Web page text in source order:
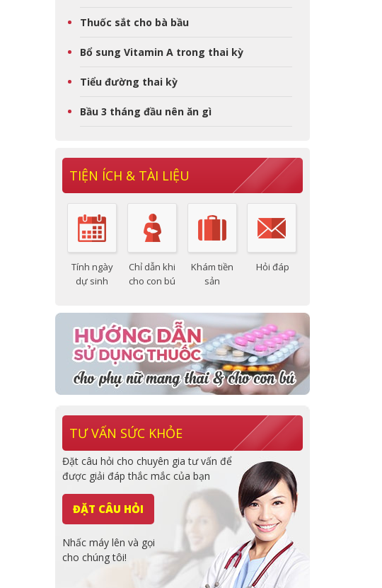
Thuốc sắt cho bà bầu
Bổ sung Vitamin A trong thai kỳ
Tiểu đường thai kỳ
Bầu 3 tháng đầu nên ăn gì
TIỆN ÍCH & TÀI LIỆU
Tính ngày
dự sinh
Chỉ dẫn khi
cho con bú
Khám tiền
sản
Hỏi đáp
TƯ VẤN SỨC KHỎE
Đặt câu hỏi cho chuyên gia tư vấn để
được giải đáp thắc mắc của bạn
ĐẶT CÂU HỎI
Nhấc máy lên và gọi
cho chúng tôi!